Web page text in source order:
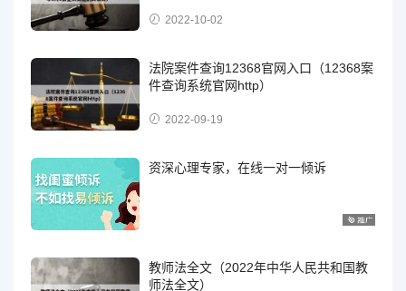
2022-10-02
法院案件查询12368官网入口（12368案
件查询系统官网http）
2022-09-19
资深心理专家，在线一对一倾诉
教师法全文（2022年中华人民共和国教
师法全文）